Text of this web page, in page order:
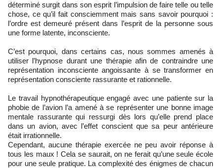
déterminé surgit dans son esprit l’impulsion de faire telle ou telle
chose, ce qu’il fait consciemment mais sans savoir pourquoi :
l’ordre est demeuré présent dans l’esprit de la personne sous
une forme latente, inconsciente.
C’est pourquoi, dans certains cas, nous sommes amenés à
utiliser l’hypnose durant une thérapie afin de contraindre une
représentation inconsciente angoissante à se transformer en
représentation consciente rassurante et rationnelle.
Le travail hypnothérapeutique engagé avec une patiente sur la
phobie de l’avion l’a amené à se représenter une bonne image
mentale rassurante qui ressurgi dès lors qu’elle prend place
dans un avion, avec l’effet conscient que sa peur antérieure
était irrationnelle.
Cependant, aucune thérapie exercée ne peu avoir réponse à
tous les maux ! Cela se saurait, on ne ferait qu’une seule école
pour une seule pratique. La complexité des énigmes de chacun